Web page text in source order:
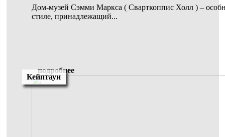
Дом-музей Сэмми Маркса ( Сварткоппис Холл ) –
стиле, принадлежащий...
подробнее
Кейптаун